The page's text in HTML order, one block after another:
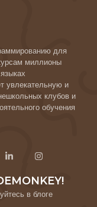
для
миллионы
увлекательную и
клубов и
обучения
в блоге